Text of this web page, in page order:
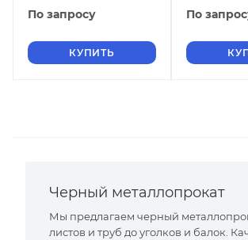
По запросу
КУПИТЬ
По
Черный металлопрокат
Мы предлагаем черный
листов и труб до уголков и балок.